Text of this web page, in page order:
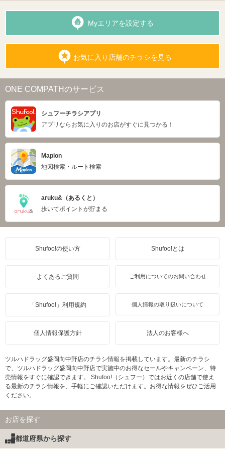
Myエリアを設定する
お気に入り店舗のチラシを見る
ONE COMPATHのサービス
シュフーチラシアプリ
アプリならお気に入りのお店がすぐに見つかる！
Mapion
地図検索・ルート検索
aruku&（あるくと）
歩いてポイントが貯まる
Shufoo!の使い方 Shufoo!とは
よくあるご質問 ご利用についてのお問い合わせ
「Shufoo!」利用規約 個人情報の取り扱いについて
個人情報保護方針 法人のお客様へ
ツルハドラッグ盛岡向中野店のチラシ情報を掲載しています。最新のチラシ
で、ツルハドラッグ盛岡向中野店で実施中のお得なセールやキャンペーン、特
売情報をすぐに確認できます。 Shufoo!（シュフー）ではお近くの店舗で使え
る最新のチラシ情報を、手軽にご確認いただけます。お得な情報をぜひご活用
ください。
お店を探す
都道府県から探す